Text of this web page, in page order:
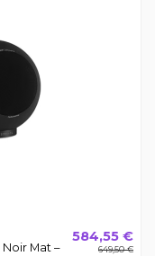
Mat –
584,55 €
649,50 €